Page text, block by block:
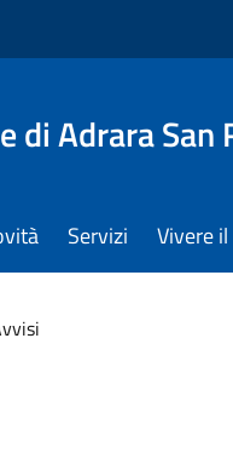
di Adrara San
Servizi Vivere